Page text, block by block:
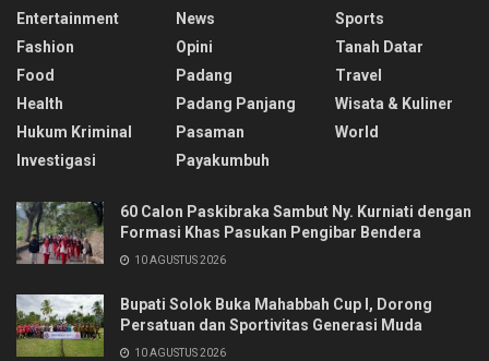
Entertainment
Fashion
Food
Health
Hukum Kriminal
Investigasi
News
Opini
Padang
Padang Panjang
Pasaman
Payakumbuh
Sports
Tanah Datar
Travel
Wisata & Kuliner
World
60 Calon Paskibraka Sambut Ny. Kurniati dengan
Formasi Khas Pasukan Pengibar Bendera
10 AGUSTUS 2026
Bupati Solok Buka Mahabbah Cup I, Dorong
Persatuan dan Sportivitas Generasi Muda
10 AGUSTUS 2026